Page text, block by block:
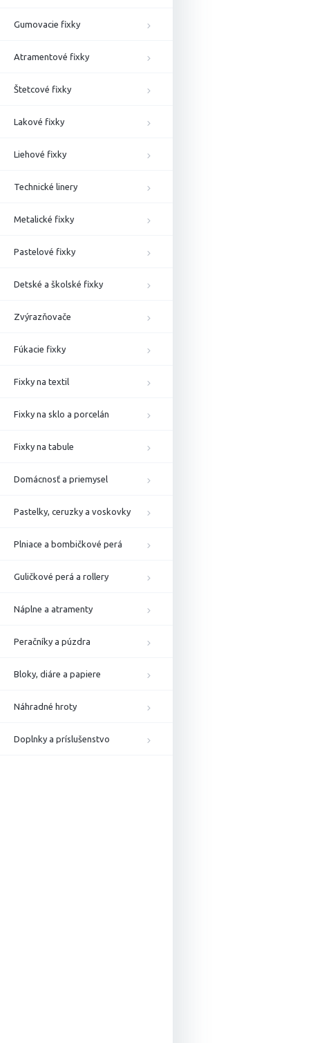
Gumovacie fixky
Atramentové fixky
Štetcové fixky
Lakové fixky
Liehové fixky
Technické linery
Metalické fixky
Pastelové fixky
Detské a školské fixky
Zvýrazňovače
Fúkacie fixky
Fixky na textil
Fixky na sklo a porcelán
Fixky na tabule
Domácnosť a priemysel
Pastelky, ceruzky a voskovky
Plniace a bombičkové perá
Guličkové perá a rollery
Náplne a atramenty
Peračníky a púzdra
Bloky, diáre a papiere
Náhradné hroty
Doplnky a príslušenstvo